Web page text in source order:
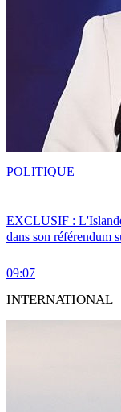
EXCLUSIF :
dans son référendum
09:07
POLITIQUE
INTERNATIONAL